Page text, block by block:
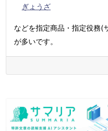
ぎょうざ
などを指定商品・指定役務(
が多いです。